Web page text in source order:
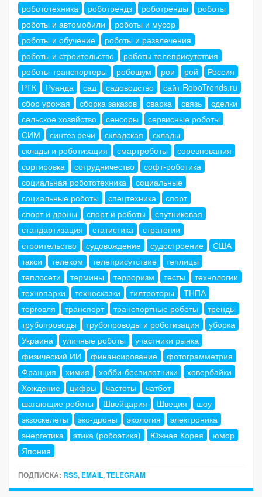
робототехника роботрендз роботренды
роботы
роботы и автомобили
роботы и мусор
роботы и обучение
роботы и развлечения
роботы и строительство
роботы телеприсутствия
роботы-транспортеры
робошум рои рой
Россия
РТК
Руанда сад садоводство
сайт RoboTrends.ru
сбор урожая
сборка заказов сварка связь
сделки
сельское хозяйство
сенсоры
сервисные роботы
СИМ
синтез речи складская
склады
склады и роботизация
смартроботы
соревнования
сортировка
сотрудничество
софт-роботика
социальная робототехника
социальные
социальные роботы
спецтехника
спорт
спорт и дроны
спорт и роботы
спутниковая
стандартизация
статистика
стратегии
строительство
судовождение судостроение
США
такси
телеком телеприсутствие
теплицы
теплосети
термины терроризм тесты
технологии
технопарки
техносказки тилтроторы
ТНПА
торговля
транспорт транспортные роботы
тренды
трубопроводы
трубопроводы и роботизация
уборка
Украина
уличные роботы
участники рынка
физический ИИ
финансирование
фотограмметрия
Франция
химия хобби-беспилотники
ховербайки
Хождение
цифры частоты
чатбот
шагающие роботы
Швейцария Швеция
шоу
экзоскелеты
эко-дроны экология
электроника
энергетика
этика (робоэтика) Южная Корея
юмор
Япония
ПОДПИСКА: RSS, EMAIL,TELEGRAM